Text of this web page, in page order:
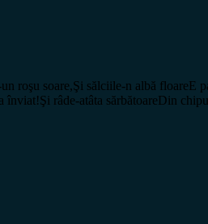
roşu soare,Şi sălciile-n albă
râde-atâta sărbătoareDin